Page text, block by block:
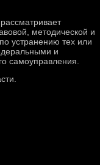
метοдической и
устранению тех или
и
самоуправления.